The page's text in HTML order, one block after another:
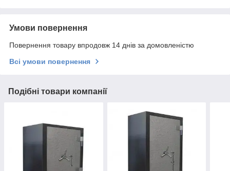
Умови повернення
Повернення товару впродовж 14 днів за домовленістю
Всі умови повернення
Подібні товари компанії